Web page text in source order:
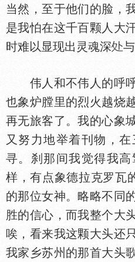
当然，至于他们的脸，
是我怕在这千百颗人大
时难以显现出灵魂深
伟人和不伟人的呼呼
也象炉膛里的烈火越烧
再无旅客了。我的心象
又努力地举着刊物，
寻。刹那间我觉得我
样，有点象德拉克罗瓦
的那位女神。略略不同
胜的信心，而我整个大
唉，看来我这颗大头还
我家乡苏州的那首大头